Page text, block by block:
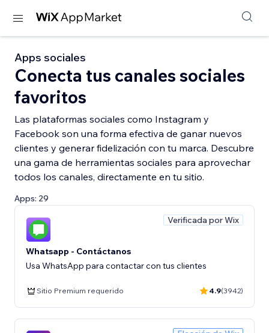
Apps sociales
Conecta tus canales sociales
favoritos
Las plataformas sociales como Instagram y
Facebook son una forma efectiva de ganar nuevos
clientes y generar fidelización con tu marca. Descubre
una gama de herramientas sociales para aprovechar
todos los canales, directamente en tu sitio.
Apps: 29
Verificada por Wix
Whatsapp - Contáctanos
Usa WhatsApp para contactar con tus clientes
Sitio Premium requerido 4.9(3942)